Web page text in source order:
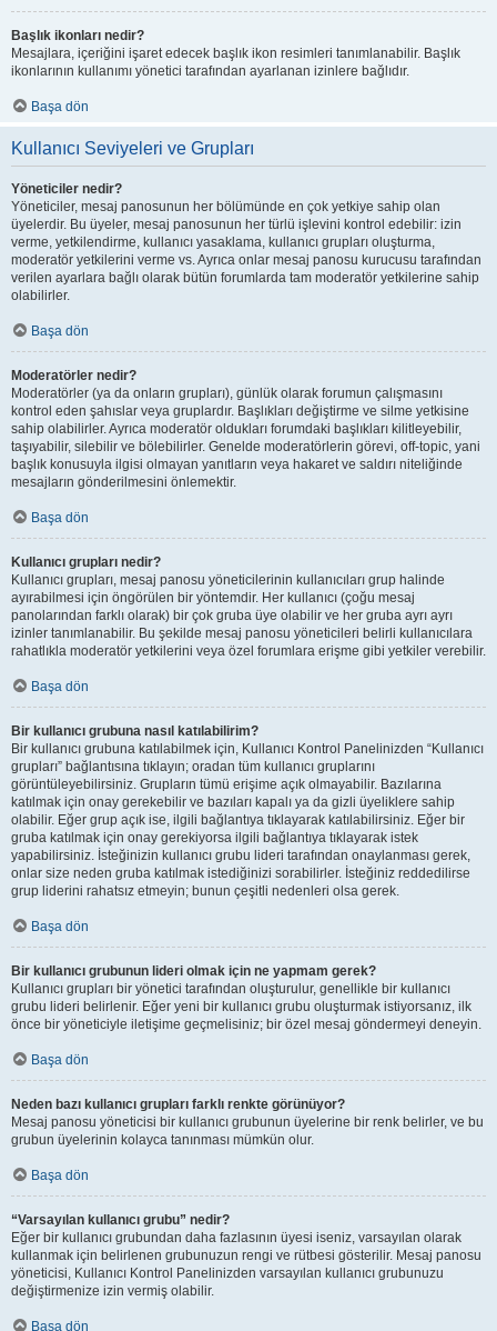
Başlık ikonları nedir?
Mesajlara, içeriğini işaret edecek başlık ikon resimleri tanımlanabilir. Başlık
ikonlarının kullanımı yönetici tarafından ayarlanan izinlere bağlıdır.
Başa dön
Kullanıcı Seviyeleri ve Grupları
Yöneticiler nedir?
Yöneticiler, mesaj panosunun her bölümünde en çok yetkiye sahip olan
üyelerdir. Bu üyeler, mesaj panosunun her türlü işlevini kontrol edebilir: izin
verme, yetkilendirme, kullanıcı yasaklama, kullanıcı grupları oluşturma,
moderatör yetkilerini verme vs. Ayrıca onlar mesaj panosu kurucusu tarafından
verilen ayarlara bağlı olarak bütün forumlarda tam moderatör yetkilerine sahip
olabilirler.
Başa dön
Moderatörler nedir?
Moderatörler (ya da onların grupları), günlük olarak forumun çalışmasını
kontrol eden şahıslar veya gruplardır. Başlıkları değiştirme ve silme yetkisine
sahip olabilirler. Ayrıca moderatör oldukları forumdaki başlıkları kilitleyebilir,
taşıyabilir, silebilir ve bölebilirler. Genelde moderatörlerin görevi, off-topic, yani
başlık konusuyla ilgisi olmayan yanıtların veya hakaret ve saldırı niteliğinde
mesajların gönderilmesini önlemektir.
Başa dön
Kullanıcı grupları nedir?
Kullanıcı grupları, mesaj panosu yöneticilerinin kullanıcıları grup halinde
ayırabilmesi için öngörülen bir yöntemdir. Her kullanıcı (çoğu mesaj
panolarından farklı olarak) bir çok gruba üye olabilir ve her gruba ayrı ayrı
izinler tanımlanabilir. Bu şekilde mesaj panosu yöneticileri belirli kullanıcılara
rahatlıkla moderatör yetkilerini veya özel forumlara erişme gibi yetkiler verebilir.
Başa dön
Bir kullanıcı grubuna nasıl katılabilirim?
Bir kullanıcı grubuna katılabilmek için, Kullanıcı Kontrol Panelinizden “Kullanıcı
grupları” bağlantısına tıklayın; oradan tüm kullanıcı gruplarını
görüntüleyebilirsiniz. Grupların tümü erişime açık olmayabilir. Bazılarına
katılmak için onay gerekebilir ve bazıları kapalı ya da gizli üyeliklere sahip
olabilir. Eğer grup açık ise, ilgili bağlantıya tıklayarak katılabilirsiniz. Eğer bir
gruba katılmak için onay gerekiyorsa ilgili bağlantıya tıklayarak istek
yapabilirsiniz. İsteğinizin kullanıcı grubu lideri tarafından onaylanması gerek,
onlar size neden gruba katılmak istediğinizi sorabilirler. İsteğiniz reddedilirse
grup liderini rahatsız etmeyin; bunun çeşitli nedenleri olsa gerek.
Başa dön
Bir kullanıcı grubunun lideri olmak için ne yapmam gerek?
Kullanıcı grupları bir yönetici tarafından oluşturulur, genellikle bir kullanıcı
grubu lideri belirlenir. Eğer yeni bir kullanıcı grubu oluşturmak istiyorsanız, ilk
önce bir yöneticiyle iletişime geçmelisiniz; bir özel mesaj göndermeyi deneyin.
Başa dön
Neden bazı kullanıcı grupları farklı renkte görünüyor?
Mesaj panosu yöneticisi bir kullanıcı grubunun üyelerine bir renk belirler, ve bu
grubun üyelerinin kolayca tanınması mümkün olur.
Başa dön
“Varsayılan kullanıcı grubu” nedir?
Eğer bir kullanıcı grubundan daha fazlasının üyesi iseniz, varsayılan olarak
kullanmak için belirlenen grubunuzun rengi ve rütbesi gösterilir. Mesaj panosu
yöneticisi, Kullanıcı Kontrol Panelinizden varsayılan kullanıcı grubunuzu
değiştirmenize izin vermiş olabilir.
Başa dön